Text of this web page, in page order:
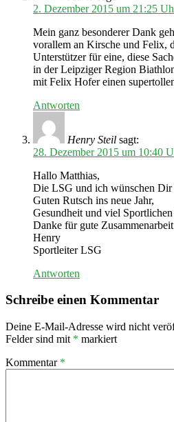
2. Dezember 2015 um 21:25
Mein ganz besonderer Dank
vorallem an Kirsche und Felix,
Unterstützer für eine, diese
in der Leipziger Region
mit Felix Hofer einen
Antworten
Henry Steil sagt:
28. Dezember 2015 um 10:40
Hallo Matthias,
Die LSG und ich wünschen Dir
Guten Rutsch ins neue Jahr,
Gesundheit und viel
Danke für gute
Henry
Sportleiter LSG
Antworten
Schreibe einen Kommentar
Deine E-Mail-Adresse wird nicht
Felder sind mit * markiert
Kommentar *